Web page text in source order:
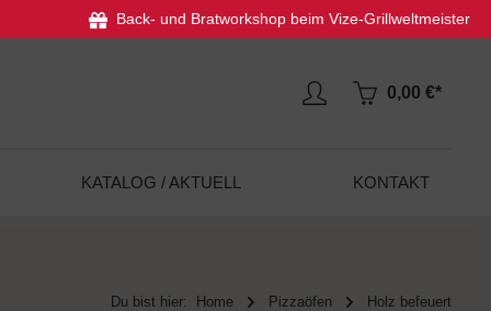
Back- und Bratworkshop beim Vize-Grillweltmeister
0,00 €*
KATALOG / AKTUELL KONTAKT
Du bist hier: Home Pizzaöfen Holz befeuert